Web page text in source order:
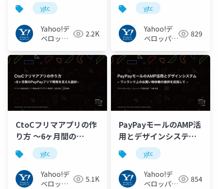
ースの活用と生成方法
について / YJTC19 in
Shibuya A-3 #yjtc
yjtc
Yahoo!デ
ベロッパ
ワーク
2.2K
かってみた / YJTC19 in
Shibuya B-6 #yjtc
yjtc
Yahoo!デ
ベロッパー
ク
829
CtoCフリマアプリの作
り方 〜6ヶ月間の
PayPayフリマ開発を支
えた設計〜 / YJTC19 in
Shibuya A-6 #yjtc
yjtc
Yahoo!デ
ベロッパ
5.1K
PayPayモールのAMP活
用とデザインシステム /
YJTC19 in Shibuya B-1
#yjtc
yjtc
Yahoo!デ
ベロッパー
854